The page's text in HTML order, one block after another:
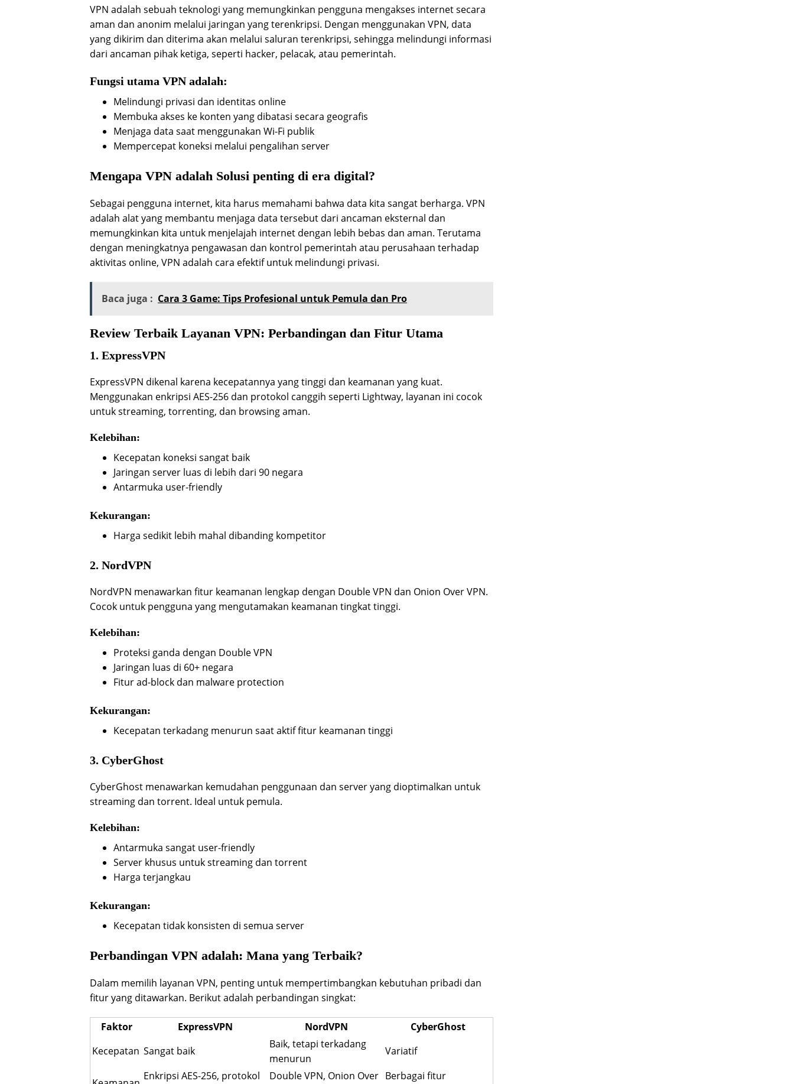
VPN adalah sebuah teknologi yang memungkinkan pengguna mengakses internet secara
aman dan anonim melalui jaringan yang terenkripsi. Dengan menggunakan VPN, data
yang dikirim dan diterima akan melalui saluran terenkripsi, sehingga melindungi informasi
dari ancaman pihak ketiga, seperti hacker, pelacak, atau pemerintah.
Fungsi utama VPN adalah:
Melindungi privasi dan identitas online
Membuka akses ke konten yang dibatasi secara geografis
Menjaga data saat menggunakan Wi-Fi publik
Mempercepat koneksi melalui pengalihan server
Mengapa VPN adalah Solusi penting di era digital?
Sebagai pengguna internet, kita harus memahami bahwa data kita sangat berharga. VPN
adalah alat yang membantu menjaga data tersebut dari ancaman eksternal dan
memungkinkan kita untuk menjelajah internet dengan lebih bebas dan aman. Terutama
dengan meningkatnya pengawasan dan kontrol pemerintah atau perusahaan terhadap
aktivitas online, VPN adalah cara efektif untuk melindungi privasi.
Baca juga : Cara 3 Game: Tips Profesional untuk Pemula dan Pro
Review Terbaik Layanan VPN: Perbandingan dan Fitur Utama
1. ExpressVPN
ExpressVPN dikenal karena kecepatannya yang tinggi dan keamanan yang kuat.
Menggunakan enkripsi AES-256 dan protokol canggih seperti Lightway, layanan ini cocok
untuk streaming, torrenting, dan browsing aman.
Kelebihan:
Kecepatan koneksi sangat baik
Jaringan server luas di lebih dari 90 negara
Antarmuka user-friendly
Kekurangan:
Harga sedikit lebih mahal dibanding kompetitor
2. NordVPN
NordVPN menawarkan fitur keamanan lengkap dengan Double VPN dan Onion Over VPN.
Cocok untuk pengguna yang mengutamakan keamanan tingkat tinggi.
Kelebihan:
Proteksi ganda dengan Double VPN
Jaringan luas di 60+ negara
Fitur ad-block dan malware protection
Kekurangan:
Kecepatan terkadang menurun saat aktif fitur keamanan tinggi
3. CyberGhost
CyberGhost menawarkan kemudahan penggunaan dan server yang dioptimalkan untuk
streaming dan torrent. Ideal untuk pemula.
Kelebihan:
Antarmuka sangat user-friendly
Server khusus untuk streaming dan torrent
Harga terjangkau
Kekurangan:
Kecepatan tidak konsisten di semua server
Perbandingan VPN adalah: Mana yang Terbaik?
Dalam memilih layanan VPN, penting untuk mempertimbangkan kebutuhan pribadi dan
fitur yang ditawarkan. Berikut adalah perbandingan singkat:
Faktor ExpressVPN NordVPN
CyberGhost
Kecepatan Sangat baik
Baik, tetapi terkadang
menurun
Variatif
Enkripsi AES-256, protokol Double VPN, Onion Over Berbagai fitur